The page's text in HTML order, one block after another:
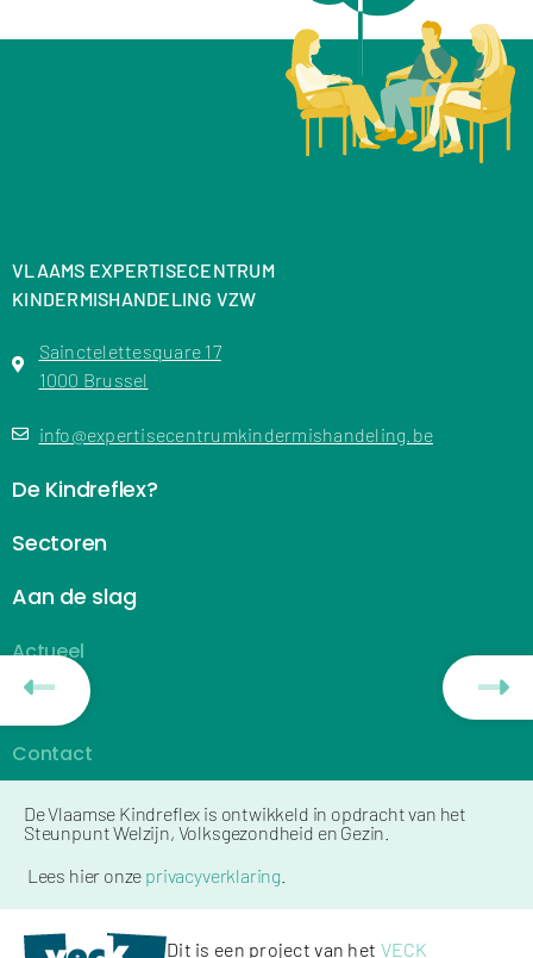
VLAAMS EXPERTISECENTRUM
KINDERMISHANDELING VZW
Sainctelettesquare 17
1000 Brussel
info@expertisecentrumkindermishandeling.be
De Kindreflex?
Sectoren
Aan de slag
Actueel
FAQ
Contact
De Vlaamse Kindreflex is ontwikkeld in opdracht van het
Steunpunt Welzijn, Volksgezondheid en Gezin.
Lees hier onze privacyverklaring
Dit is een project van het VECK